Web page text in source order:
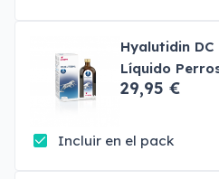
Hyalutidin
Líquido
29,95 €
Incluir en el pack